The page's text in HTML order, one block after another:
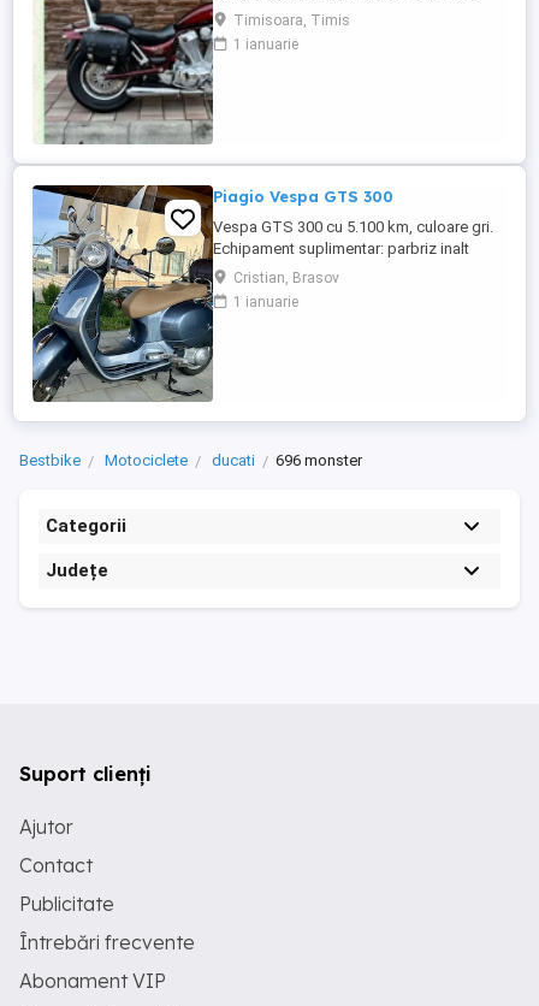
inmatriculat RO IN FEBRUARIE Nu raspund
la mesaje.Schimb cu ATV plus sau minus
diferenta
Timisoara, Timis
1 ianuarie
Piagio Vespa GTS 300
Vespa GTS 300 cu 5.100 km, culoare gri.
Echipament suplimentar: parbriz inalt
Faco (montat 2026), geanta portbagaj
Classic; prelungitor scarite pasager;
suspensie fata Bitubo si frane fata spate
Cristian, Brasov
1 ianuarie
Bestbike Motociclete ducati 696 monster
Categorii
Județe
Suport clienți
Ajutor
Contact
Publicitate
Întrebări frecvente
Abonament VIP